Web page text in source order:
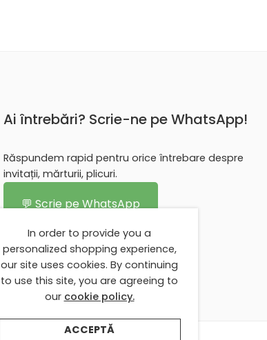
Ai întrebări? Scrie-ne pe WhatsApp!
Răspundem rapid pentru orice întrebare despre
invitații, mărturii, plicuri.
💬 Scrie pe WhatsApp
In order to provide you a
personalized shopping experience,
our site uses cookies. By continuing
to use this site, you are agreeing to
our cookie policy.
ACCEPTĂ